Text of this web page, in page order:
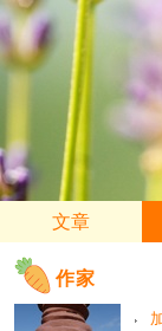
文章
作家